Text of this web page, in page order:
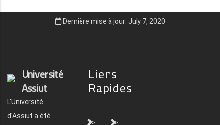
Dernière mise à jour: July 7, 2020
Université
Assiut
L'Université
d'Assiut a été
Liens
Rapides
"> ">